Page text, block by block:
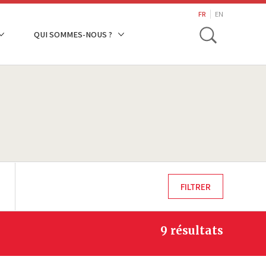
QUI SOMMES-NOUS ?
FR EN
Toggle
9 résultats